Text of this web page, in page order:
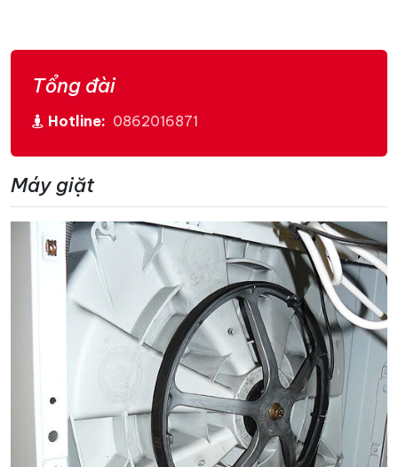
Tổng đài
Hotline: 0862016871
Máy giặt